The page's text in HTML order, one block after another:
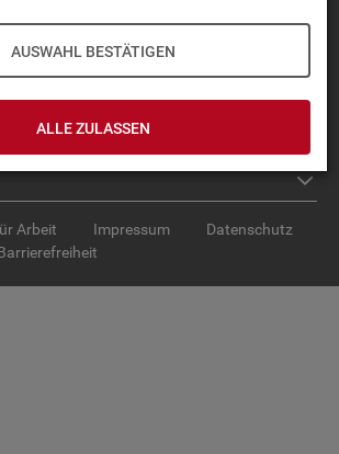
AUSWAHL BESTÄTIGEN
ALLE ZULASSEN
Arbeit Impressum
Datenschutz